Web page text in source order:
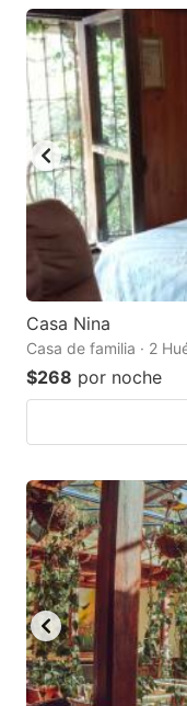
Casa Nina
Casa de familia · 2
$268 por noche